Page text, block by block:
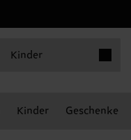
Kinder
Kinder Geschenke